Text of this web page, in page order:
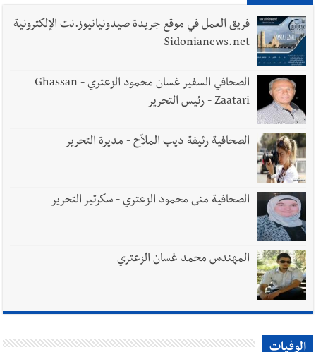
فريق العمل في موقع جريدة صيدونيانيوز.نت الإلكترونية
Sidonianews.net
الصحافي السفير غسان محمود الزعتري - Ghassan
Zaatari - رئيس التحرير
الصحافية رئيفة ديب الملاّح - مديرة التحرير
الصحافية منى محمود الزعتري - سكرتير التحرير
المهندس محمد غسان الزعتري
الوفيات